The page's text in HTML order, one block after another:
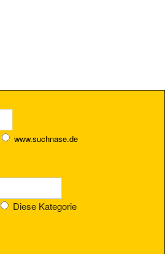
www.suchnase.de
Diese Kategorie